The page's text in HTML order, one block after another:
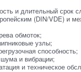
и длительный срок
(DIN/VDE) и
обмоток;
узлы;
способность;
и вибрации;
и техническое